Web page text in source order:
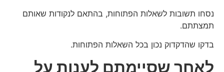
נסחו תשובות לשאלות הפתוחות, בהתאם לנקודות שאותם
תמצתתם.
בדקו שהדקדוק נכון בכל השאלות הפתוחות.
לאחר שסיימתם לענות על